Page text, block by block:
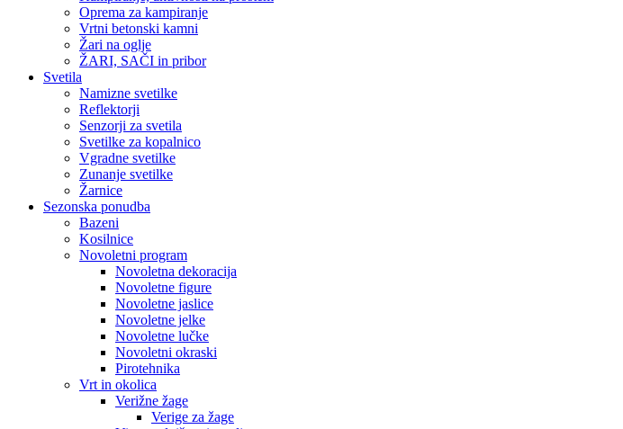
Oprema za kampiranje
Vrtni betonski kamni
Žari na oglje
ŽARI, SAČI in pribor
Svetila
Namizne svetilke
Reflektorji
Senzorji za svetila
Svetilke za kopalnico
Vgradne svetilke
Zunanje svetilke
Žarnice
Sezonska ponudba
Bazeni
Kosilnice
Novoletni program
Novoletna dekoracija
Novoletne figure
Novoletne jaslice
Novoletne jelke
Novoletne lučke
Novoletni okraski
Pirotehnika
Vrt in okolica
Verižne žage
Verige za žage